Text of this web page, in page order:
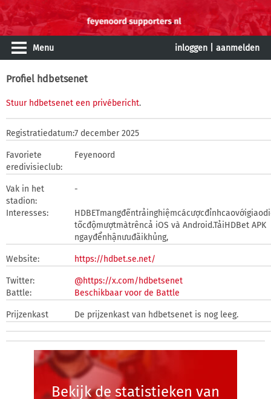
Menu inloggen aanmelden
Profiel hdbetsenet
Stuur hdbetsenet een privébericht.
Registratiedatum:7 december 2025
Favoriete
eredivisieclub:
Feyenoord
Vak in het
stadion:
-
Interesses:
tốcđộmượtmàtrêncả iOS và Android.TảiHDBet APK
ngayđểnhậnưuđãikhủng,
Website: https://hdbet.se.net/
Twitter:
@https://x.com/hdbetsenet
Battle:
Beschikbaar voor de Battle
Prijzenkast De prijzenkast van hdbetsenet is nog leeg.
Bekijk de statistieken van